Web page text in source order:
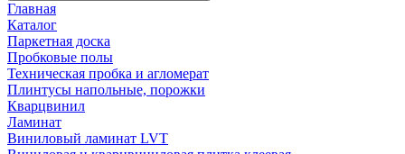
Главная
Каталог
Паркетная доска
Пробковые полы
Техническая пробка и агломерат
Плинтусы напольные, порожки
Кварцвинил
Ламинат
Виниловый ламинат LVT